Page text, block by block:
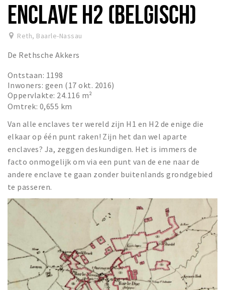
Slapen
Recreatief
Winkels
Winkelgebieden
Parkeren
Enclaves
Musea, theaters & podia
Uitjes & activiteiten
Wandelroutes
Natuurgebieden
De Grensvallei
Partner worden
Inloggen
ENCLAVE H2 (BELGISCH)
Reth, Baarle-Nassau
De Rethsche Akkers
Ontstaan: 1198
Inwoners: geen (17 okt. 2016)
Oppervlakte: 24.116 m²
Omtrek: 0,655 km
Van alle enclaves ter wereld zijn H1 en H2 de enige die
elkaar op één punt raken! Zijn het dan wel aparte
enclaves? Ja, zeggen deskundigen. Het is immers de
facto onmogelijk om via een punt van de ene naar de
andere enclave te gaan zonder buitenlands grondgebied
te passeren.